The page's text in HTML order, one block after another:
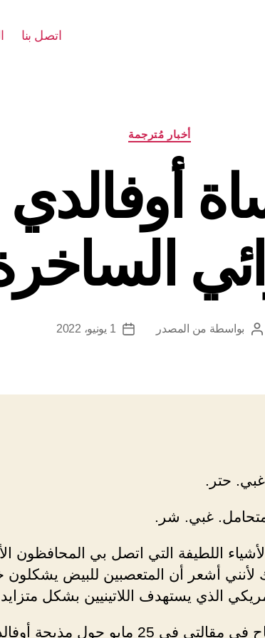
اتصل بنا
التصنيفات
أخبار مُترجمة
كاتببواسطة من المصدر
تاريخ
1 يونيو، 2022
حتر.
غبي. شر.
اللطيفة التي اتصل بي المحافظون
أشعر أن المتعصبين للبيض يشكلون
الذي يستهدف اللاتينيين بشكل
كان هذا هو الافتتاح في مقالتي في 25 مايو حول